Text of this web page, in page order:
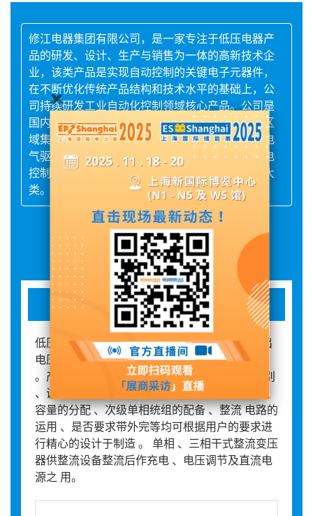
修江电器集团有限公司，是一家专注于低压电器产
品的研发、设计、生产与销售为一体的高新技术企
业，该类产品是实现自动控制的关键电子元器件，
在不断优化传统产品结构和技术水平的基础上，公
司持续研发工业自动化控制领域核心产品。公司是
国内主要的低压电器生产企业之一，属国家级无区
域集团公司，核心产品为各类节能变压及智能化电
气驱动控制元件和装置，现拥有节能变压器、配电
控制、电气传动与控制、仪器仪表、断路器共五大
类。
展品详情
变压器
低压变压器广泛适用于交流 50/60Hz ，输入输出
电压不超过 1000V 的各种单 相 、三相供电场合
。产品的各种输入 、输出电压的高低 、联接组别
、调节抽头 的多少及位置（ 一般+-5%） 、绕组
容量的分配 、次级单相统组的配备 、整流 电路的
运用 、是否要求带外完等均可根据用户的要求进
行精心的设计于制造 。 单相 、三相干式整流变压
器供整流设备整流后作充电 、电压调节及直流电
源之 用。